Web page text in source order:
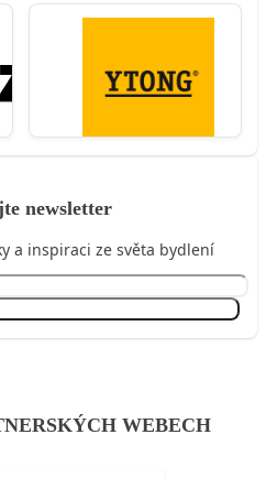
newsletter
a inspiraci ze světa bydlení
WEBECH